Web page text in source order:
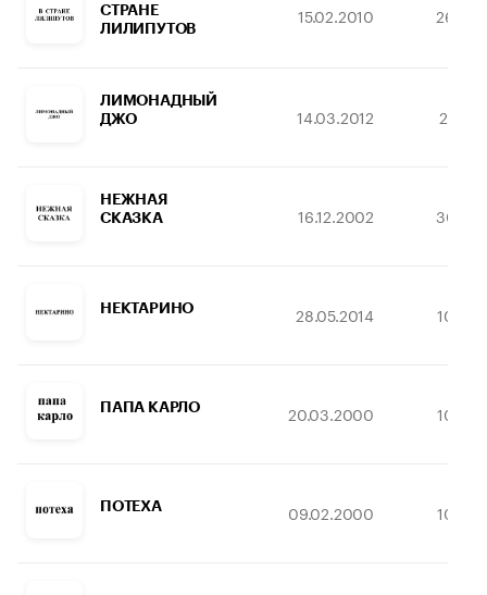
СТРАНЕ
ЛИЛИПУТОВ
15.02.2010
ЛИМОНАДНЫЙ
ДЖО
14.03.2012
НЕЖНАЯ
СКАЗКА
16.12.2002
НЕКТАРИНО 28.05.2014
ПАПА КАРЛО 20.03.2000
ПОТЕХА 09.02.2000